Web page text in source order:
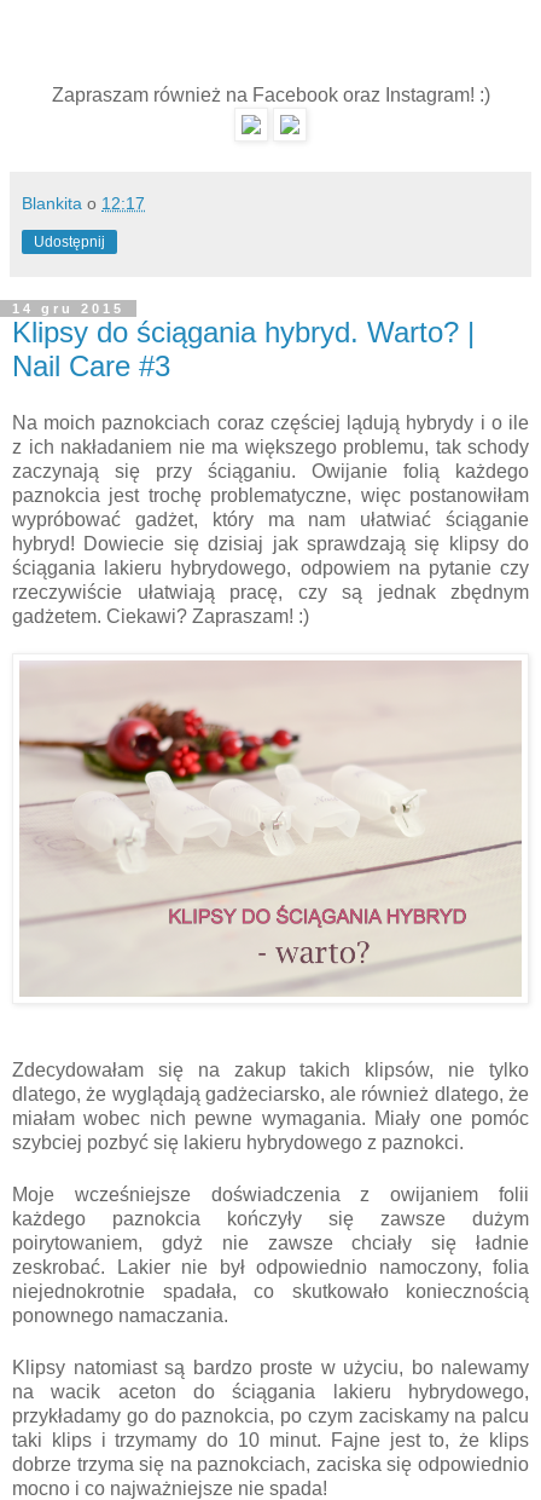
Zapraszam również na Facebook oraz Instagram! :)
Blankita o 12:17
Udostępnij
14 gru 2015
Klipsy do ściągania hybryd. Warto? |
Nail Care #3
Na moich paznokciach coraz częściej lądują hybrydy i o ile
z ich nakładaniem nie ma większego problemu, tak schody
zaczynają się przy ściąganiu. Owijanie folią każdego
paznokcia jest trochę problematyczne, więc postanowiłam
wypróbować gadżet, który ma nam ułatwiać ściąganie
hybryd! Dowiecie się dzisiaj jak sprawdzają się klipsy do
ściągania lakieru hybrydowego, odpowiem na pytanie czy
rzeczywiście ułatwiają pracę, czy są jednak zbędnym
gadżetem. Ciekawi? Zapraszam! :)
Zdecydowałam się na zakup takich klipsów, nie tylko
dlatego, że wyglądają gadżeciarsko, ale również dlatego, że
miałam wobec nich pewne wymagania. Miały one pomóc
szybciej pozbyć się lakieru hybrydowego z paznokci.
Moje wcześniejsze doświadczenia z owijaniem folii
każdego paznokcia kończyły się zawsze dużym
poirytowaniem, gdyż nie zawsze chciały się ładnie
zeskrobać. Lakier nie był odpowiednio namoczony, folia
niejednokrotnie spadała, co skutkowało koniecznością
ponownego namaczania.
Klipsy natomiast są bardzo proste w użyciu, bo nalewamy
na wacik aceton do ściągania lakieru hybrydowego,
przykładamy go do paznokcia, po czym zaciskamy na palcu
taki klips i trzymamy do 10 minut. Fajne jest to, że klips
dobrze trzyma się na paznokciach, zaciska się odpowiednio
mocno i co najważniejsze nie spada!